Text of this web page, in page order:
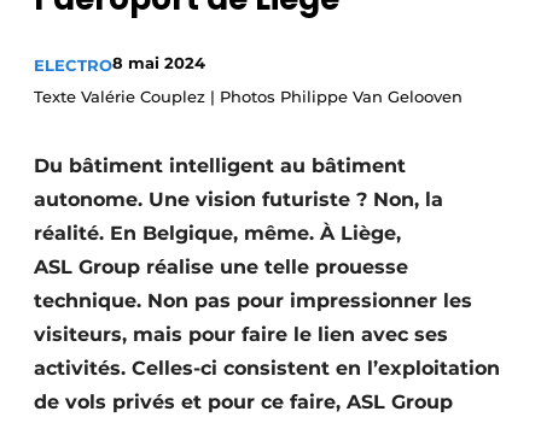
S’inscrire
Termes et conditions
ELECTRO8 mai 2024
Texte Valérie Couplez | Photos Philippe Van Gelooven
Du bâtiment intelligent au bâtiment
autonome. Une vision futuriste ? Non, la
réalité. En Belgique, même. À Liège,
ASL Group réalise une telle prouesse
technique. Non pas pour impressionner les
visiteurs, mais pour faire le lien avec ses
activités. Celles-ci consistent en l’exploitation
de vols privés et pour ce faire, ASL Group